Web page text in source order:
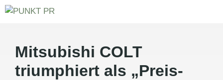
Zum
Mitsubishi COLT
triumphiert als „Preis-